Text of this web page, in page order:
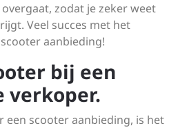
zodat je zeker weet
Veel succes met het
aanbieding!
bij een
verkoper.
een scooter aanbieding, is het